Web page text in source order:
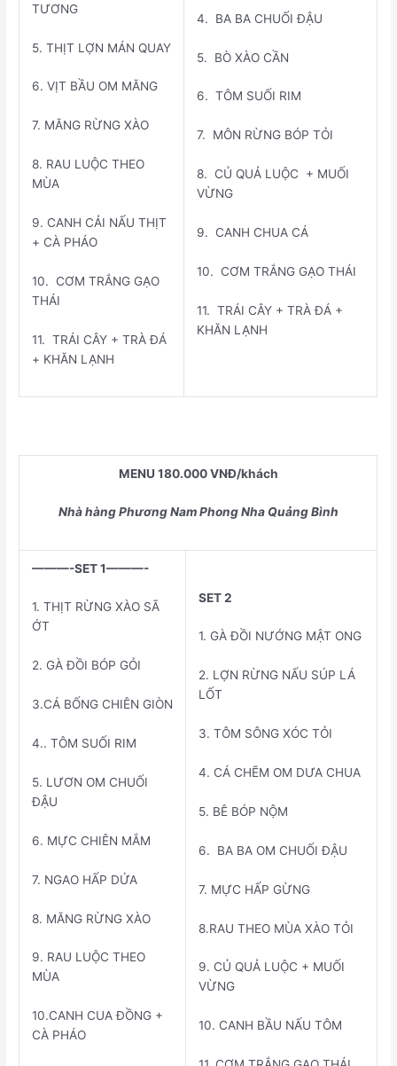
TƯƠNG
5. THỊT LỢN MÁN QUAY
6. VỊT BẦU OM MĂNG
7. MĂNG RỪNG XÀO
8. RAU LUỘC THEO
MÙA
9. CANH CẢI NẤU THỊT
+ CÀ PHÁO
10. CƠM TRẮNG GẠO
THÁI
11. TRÁI CÂY + TRÀ ĐÁ
+ KHĂN LẠNH
4. BA BA CHUỐI ĐẬU
5. BÒ XÀO CẦN
6. TÔM SUỐI RIM
7. MÔN RỪNG BÓP TỎI
8. CỦ QUẢ LUỘC + MUỐI
VỪNG
9. CANH CHUA CÁ
10. CƠM TRẮNG GẠO THÁI
11. TRÁI CÂY + TRÀ ĐÁ +
KHĂN LẠNH
MENU 180.000 VNĐ/khách
Nhà hàng Phương Nam Phong Nha Quảng Bình
———-SET 1———-
1. THỊT RỪNG XÀO SÃ
ỚT
2. GÀ ĐỒI BÓP GỎI
3.CÁ BỐNG CHIÊN GIÒN
4.. TÔM SUỐI RIM
5. LƯƠN OM CHUỐI
ĐẬU
6. MỰC CHIÊN MẮM
7. NGAO HẤP DỨA
8. MĂNG RỪNG XÀO
9. RAU LUỘC THEO
MÙA
10.CANH CUA ĐỒNG +
CÀ PHÁO
SET 2
1. GÀ ĐỒI NƯỚNG MẬT ONG
2. LỢN RỪNG NẤU SÚP LÁ
LỐT
3. TÔM SÔNG XÓC TỎI
4. CÁ CHẼM OM DƯA CHUA
5. BÊ BÓP NỘM
6. BA BA OM CHUỐI ĐẬU
7. MỰC HẤP GỪNG
8.RAU THEO MÙA XÀO TỎI
9. CỦ QUẢ LUỘC + MUỐI
VỪNG
10. CANH BẦU NẤU TÔM